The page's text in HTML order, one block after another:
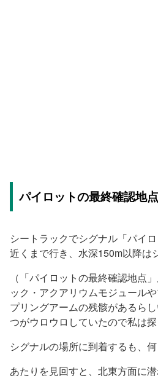
パイロットの最終確認地
シートラックでシグナル「パイ
近くまで行き、水深150m以降は
（「パイロットの最終確認地点
ック・アクアリウムモジュール
プリングアームの残骸があるら
つがウロウロしていたので私は探
シグナルの場所に到着するも、何
あたりを見回すと、北東方面に